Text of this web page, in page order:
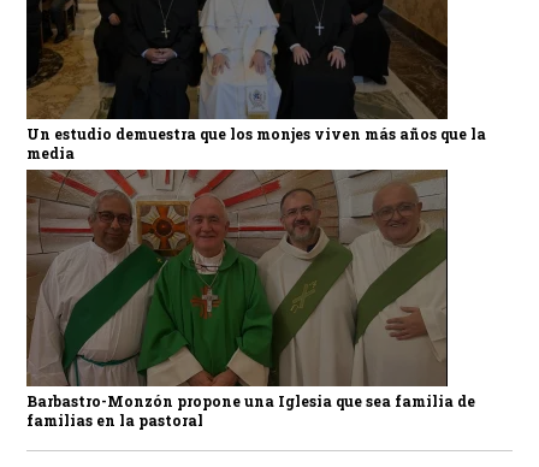
Un estudio demuestra que los monjes viven más años que la
media
Barbastro-Monzón propone una Iglesia que sea familia de
familias en la pastoral